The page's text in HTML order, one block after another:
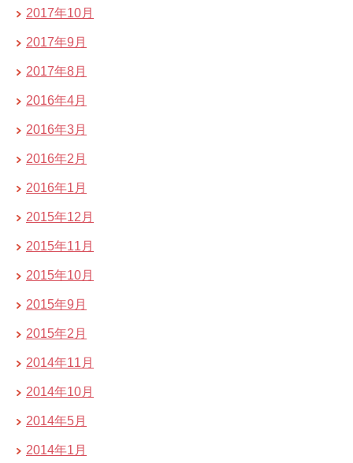
2017年10月
2017年9月
2017年8月
2016年4月
2016年3月
2016年2月
2016年1月
2015年12月
2015年11月
2015年10月
2015年9月
2015年2月
2014年11月
2014年10月
2014年5月
2014年1月